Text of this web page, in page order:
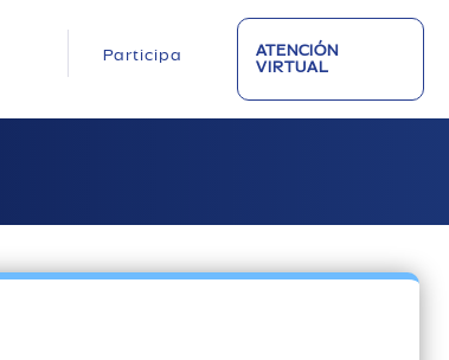
Participa
ATENCIÓN
VIRTUAL